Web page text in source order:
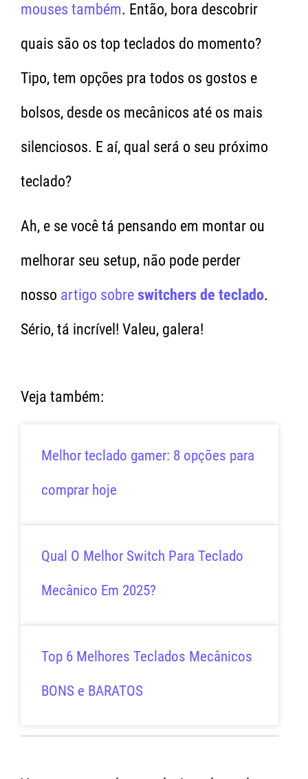
mouses também. Então, bora descobrir
quais são os top teclados do momento?
Tipo, tem opções pra todos os gostos e
bolsos, desde os mecânicos até os mais
silenciosos. E aí, qual será o seu próximo
teclado?
Ah, e se você tá pensando em montar ou
melhorar seu setup, não pode perder
nosso artigo sobre switchers de teclado.
Sério, tá incrível! Valeu, galera!
Veja também:
Melhor teclado gamer: 8 opções para
comprar hoje
Qual O Melhor Switch Para Teclado
Mecânico Em 2025?
Top 6 Melhores Teclados Mecânicos
BONS e BARATOS